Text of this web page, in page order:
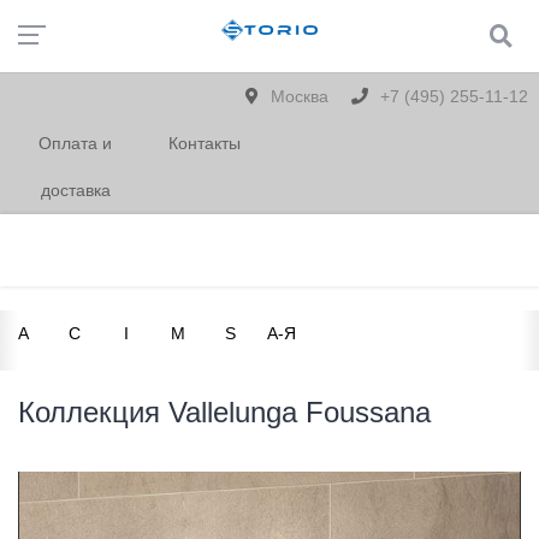
Москва +7 (495) 255-11-12
Оплата и
доставка
Контакты
A C I M S А-Я
Коллекция Vallelunga Foussana